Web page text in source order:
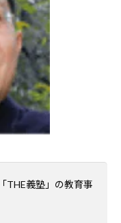
THE義塾」の教育事